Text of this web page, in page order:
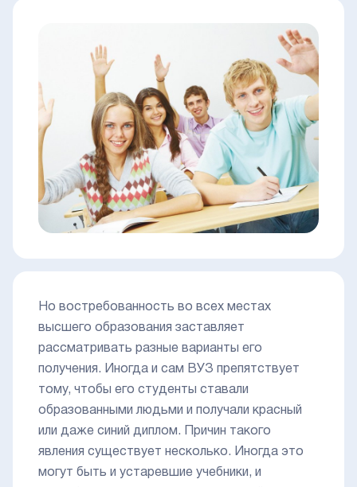
Но востребованность во всех местах
высшего образования заставляет
рассматривать разные варианты его
получения. Иногда и сам ВУЗ препятствует
тому, чтобы его студенты ставали
образованными людьми и получали красный
или даже синий диплом. Причин такого
явления существует несколько. Иногда это
могут быть и устаревшие учебники, и